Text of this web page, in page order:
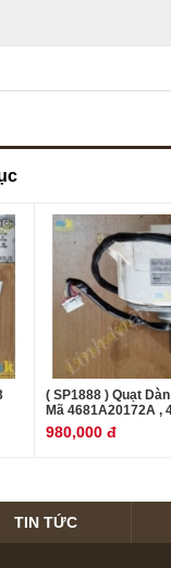
( SP1888 ) Quạt
Mã 4681A20172A ,
980,000 đ
TIN TỨC